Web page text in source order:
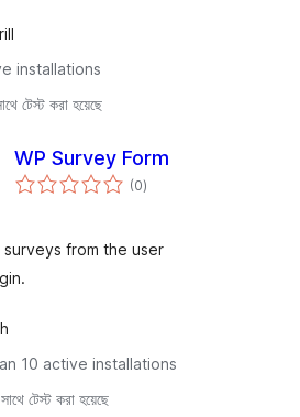
installations
টেস্ট করা হয়েছে
WP Survey Form
(0total
ratings
)
surveys from the user
10 active installations
টেস্ট করা হয়েছে